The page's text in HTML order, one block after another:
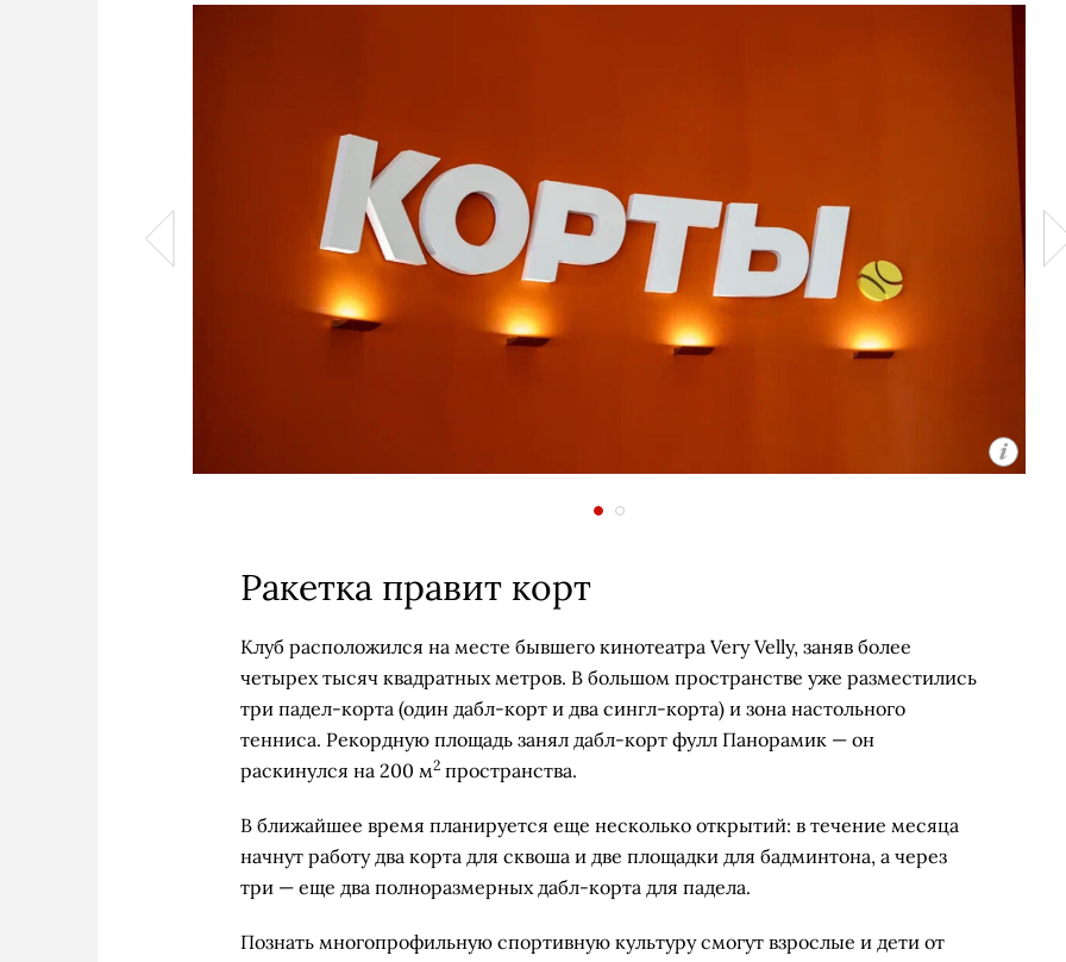
Ракетка правит корт
Клуб расположился на месте бывшего кинотеатра Very Velly, заняв более
четырех тысяч квадратных метров. В большом пространстве уже разместились
три падел-корта (один дабл-корт и два сингл-корта) и зона настольного
тенниса. Рекордную площадь занял дабл-корт фулл Панорамик — он
раскинулся на 200 м2 пространства.
В ближайшее время планируется еще несколько открытий: в течение месяца
начнут работу два корта для сквоша и две площадки для бадминтона, а через
три — еще два полноразмерных дабл-корта для падела.
Познать многопрофильную спортивную культуру смогут взрослые и дети от